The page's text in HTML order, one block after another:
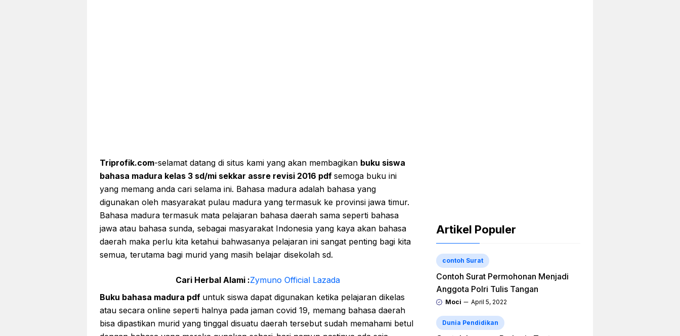
Triprofik.com-selamat datang di situs kami yang akan membagikan buku siswa
bahasa madura kelas 3 sd/mi sekkar assre revisi 2016 pdf semoga buku ini
yang memang anda cari selama ini. Bahasa madura adalah bahasa yang
digunakan oleh masyarakat pulau madura yang termasuk ke provinsi jawa timur.
Bahasa madura termasuk mata pelajaran bahasa daerah sama seperti bahasa
jawa atau bahasa sunda, sebagai masyarakat Indonesia yang kaya akan bahasa
daerah maka perlu kita ketahui bahwasanya pelajaran ini sangat penting bagi kita
semua, terutama bagi murid yang masih belajar disekolah sd.
Cari Herbal Alami :Zymuno Official Lazada
Buku bahasa madura pdf untuk siswa dapat digunakan ketika pelajaran dikelas
atau secara online seperti halnya pada jaman covid 19, memang bahasa daerah
bisa dipastikan murid yang tinggal disuatu daerah tersebut sudah memahami betul
Artikel Populer
contoh Surat
Contoh Surat Permohonan Menjadi
Anggota Polri Tulis Tangan
Moci April 5, 2022
Dunia Pendidikan